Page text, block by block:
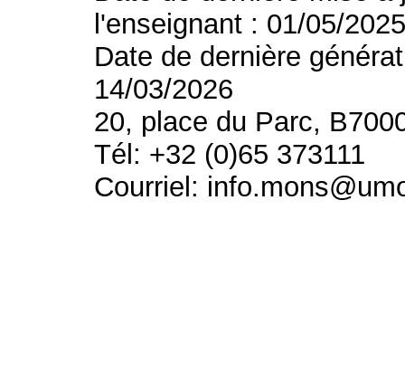
l'enseignant : 01/05/
Date de dernière
14/03/2026
20, place du Parc,
Tél: +32 (0)65 373111
Courriel: